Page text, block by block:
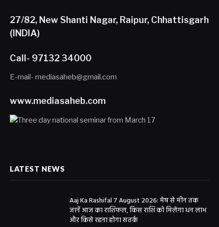
27/82, New Shanti Nagar, Raipur, Chhattisgarh
(INDIA)
Call- 97132 34000
E-mail- mediasaheb@gmail.com
www.mediasaheb.com
LATEST NEWS
Aaj Ka Rashifal 7 August 2026: मेष से मीन तक
जानें आज का राशिफल, किस राशि को मिलेगा धन लाभ
और किसे रहना होगा सतर्क